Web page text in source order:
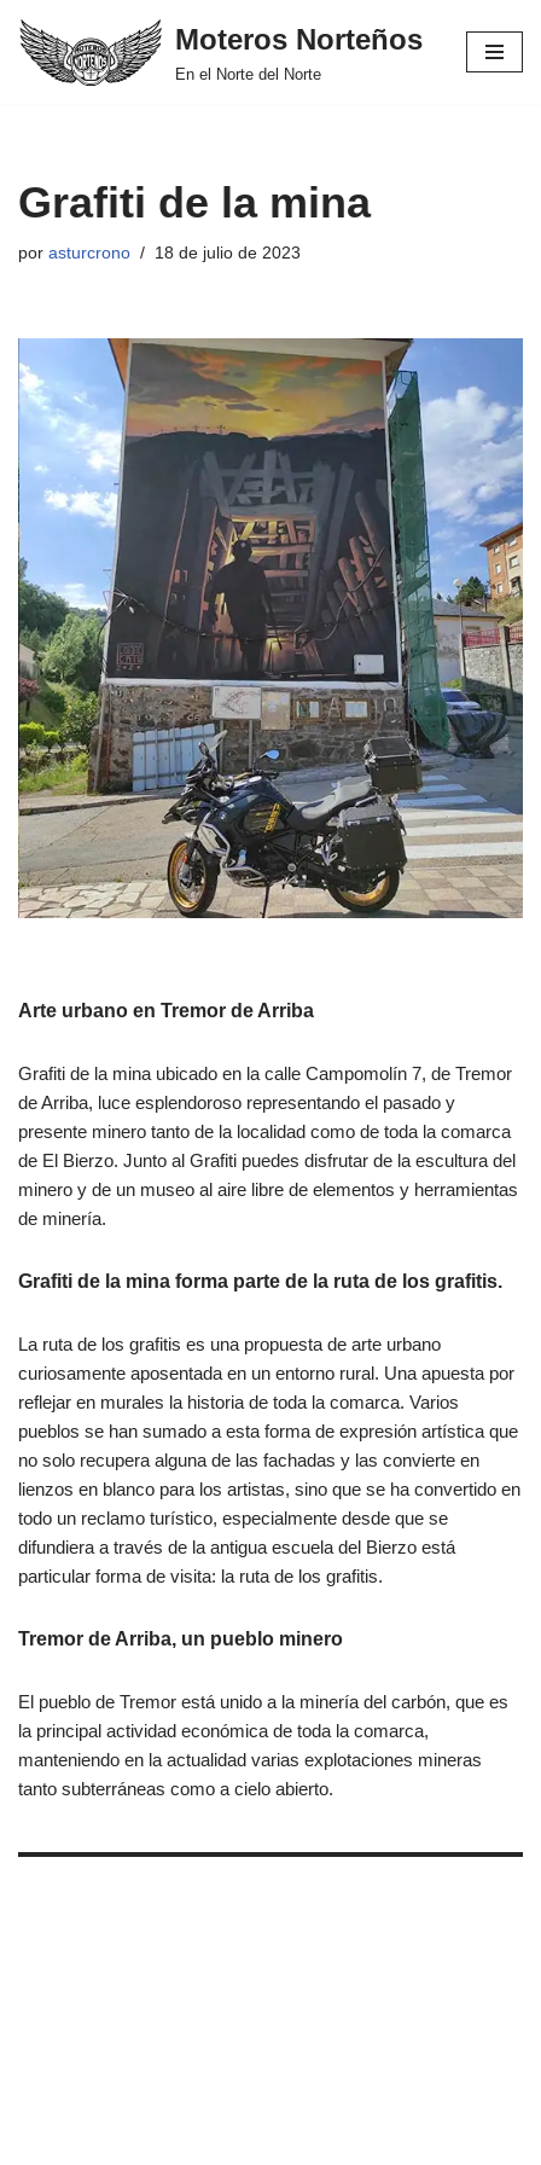
Saltar
Moteros Norteños
En el Norte del Norte
Grafiti de la mina
por asturcrono 18 de julio de 2023
Arte urbano en Tremor de Arriba
Grafiti de la mina ubicado en la calle Campomolín 7, de Tremor
de Arriba, luce esplendoroso representando el pasado y
presente minero tanto de la localidad como de toda la comarca
de El Bierzo. Junto al Grafiti puedes disfrutar de la escultura del
minero y de un museo al aire libre de elementos y herramientas
de minería.
Grafiti de la mina forma parte de la ruta de los grafitis.
La ruta de los grafitis es una propuesta de arte urbano
curiosamente aposentada en un entorno rural. Una apuesta por
reflejar en murales la historia de toda la comarca. Varios
pueblos se han sumado a esta forma de expresión artística que
no solo recupera alguna de las fachadas y las convierte en
lienzos en blanco para los artistas, sino que se ha convertido en
todo un reclamo turístico, especialmente desde que se
difundiera a través de la antigua escuela del Bierzo está
particular forma de visita: la ruta de los grafitis.
Tremor de Arriba, un pueblo minero
El pueblo de Tremor está unido a la minería del carbón, que es
la principal actividad económica de toda la comarca,
manteniendo en la actualidad varias explotaciones mineras
tanto subterráneas como a cielo abierto.